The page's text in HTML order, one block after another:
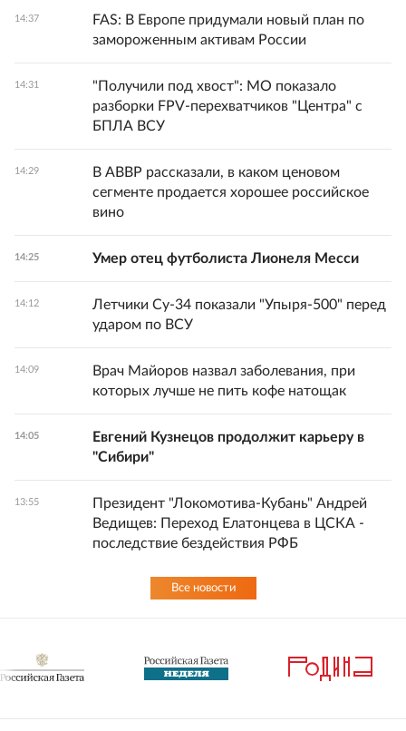
14:37
FAS: В Европе придумали новый план по
замороженным активам России
14:31
"Получили под хвост": МО показало
разборки FPV-перехватчиков "Центра" с
БПЛА ВСУ
14:29
В АВВР рассказали, в каком ценовом
сегменте продается хорошее российское
вино
14:25 Умер отец футболиста Лионеля Месси
14:12
Летчики Су-34 показали "Упыря-500" перед
ударом по ВСУ
14:09
Врач Майоров назвал заболевания, при
которых лучше не пить кофе натощак
14:05
Евгений Кузнецов продолжит карьеру в
"Сибири"
13:55
Президент "Локомотива-Кубань" Андрей
Ведищев: Переход Елатонцева в ЦСКА -
последствие бездействия РФБ
Все новости